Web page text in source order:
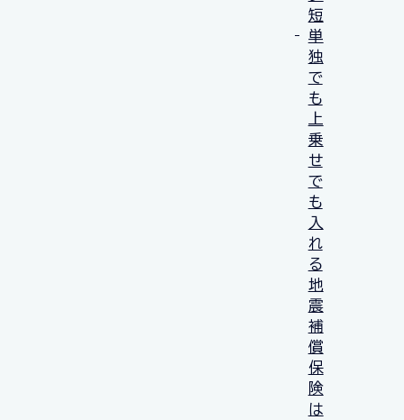
短
単
独
で
も
上
乗
せ
で
も
入
れ
る
地
震
補
償
保
険
は